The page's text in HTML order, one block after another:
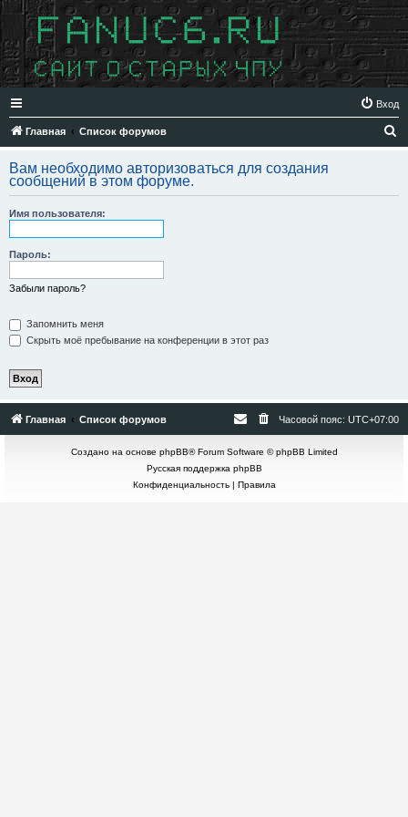
Вход
Главная Список форумов
с
Вам необходимо авторизоваться для создания
сообщений в этом форуме.
Имя пользователя:
Пароль:
Забыли пароль?
Запомнить меня
Скрыть моё пребывание на конференции в этот раз
Главная Список форумов Часовой пояс: UTC+07:00
Создано на основе phpBB® Forum Software © phpBB Limited
Русская поддержка phpBB
Конфиденциальность| Правила